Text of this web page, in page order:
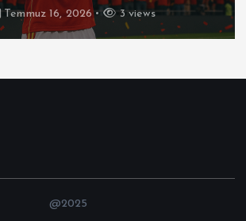
Temmuz 16, 2026 3 views
@2025